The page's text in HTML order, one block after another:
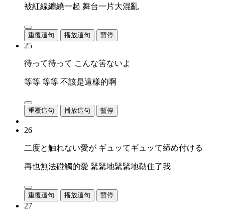
被紅線纏繞一起 舞台一片大混亂
重覆這句 播放這句 暫停
25
待って待って こんな筈ないよ
等等 等等 不該是這樣的啊
重覆這句 播放這句 暫停
26
二度と触れない愛が ギュッてギュッて締め付ける
再也無法碰觸的愛 緊緊地緊緊地勒住了我
重覆這句 播放這句 暫停
27